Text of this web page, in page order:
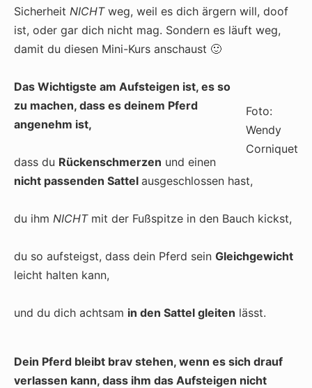
Sicherheit NICHTweg, weil es dich ärgern will, doof
ist, oder gar dich nicht mag. Sondern es läuft weg,
damit du diesen Mini-Kurs anschaust 🙂
Foto:
Wendy
Corniquet
Das Wichtigste am Aufsteigen ist, es so
zu machen, dass es deinem Pferd
angenehm ist,
dass du Rückenschmerzen und einen
nicht passenden Sattel ausgeschlossen hast,
du ihm NICHTmit der Fußspitze in den Bauch kickst,
du so aufsteigst, dass dein Pferd sein Gleichgewicht
leicht halten kann,
und du dich achtsam in den Sattel gleiten lässt.
Dein Pferd bleibt brav stehen, wenn es sich drauf
verlassen kann, dass ihm das Aufsteigen nicht